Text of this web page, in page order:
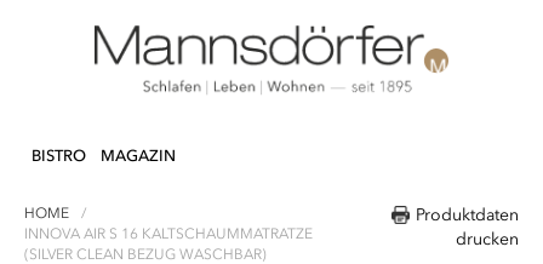
zum
BISTRO MAGAZIN
Produktdaten
drucken
HOME
INNOVA AIR S 16 KALTSCHAUMMATRATZE
(SILVER CLEAN BEZUG WASCHBAR)